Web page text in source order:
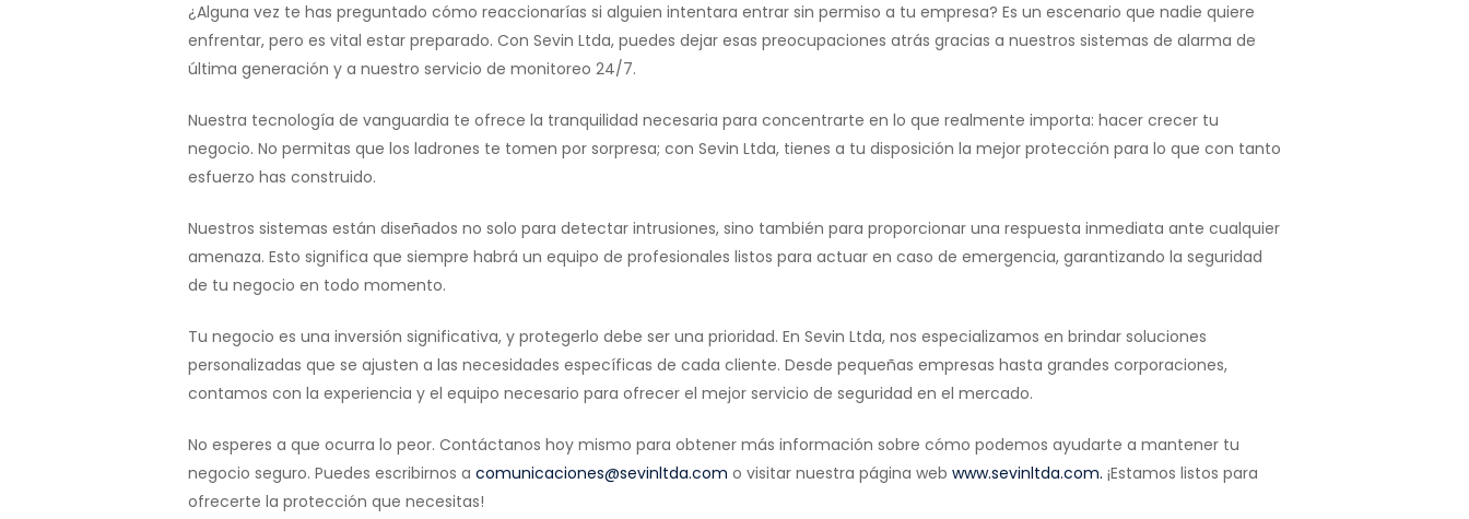
¿Alguna vez te has preguntado cómo reaccionarías si alguien intentara entrar sin permiso a tu empresa? Es un escenario que nadie quiere
enfrentar, pero es vital estar preparado. Con Sevin Ltda, puedes dejar esas preocupaciones atrás gracias a nuestros sistemas de alarma de
última generación y a nuestro servicio de monitoreo 24/7.
Nuestra tecnología de vanguardia te ofrece la tranquilidad necesaria para concentrarte en lo que realmente importa: hacer crecer tu
negocio. No permitas que los ladrones te tomen por sorpresa; con Sevin Ltda, tienes a tu disposición la mejor protección para lo que con tanto
esfuerzo has construido.
Nuestros sistemas están diseñados no solo para detectar intrusiones, sino también para proporcionar una respuesta inmediata ante cualquier
amenaza. Esto significa que siempre habrá un equipo de profesionales listos para actuar en caso de emergencia, garantizando la seguridad
de tu negocio en todo momento.
Tu negocio es una inversión significativa, y protegerlo debe ser una prioridad. En Sevin Ltda, nos especializamos en brindar soluciones
personalizadas que se ajusten a las necesidades específicas de cada cliente. Desde pequeñas empresas hasta grandes corporaciones,
contamos con la experiencia y el equipo necesario para ofrecer el mejor servicio de seguridad en el mercado.
No esperes a que ocurra lo peor. Contáctanos hoy mismo para obtener más información sobre cómo podemos ayudarte a mantener tu
negocio seguro. Puedes escribirnos a comunicaciones@sevinltda.com o visitar nuestra página web www.sevinltda.com. ¡Estamos listos para
ofrecerte la protección que necesitas!